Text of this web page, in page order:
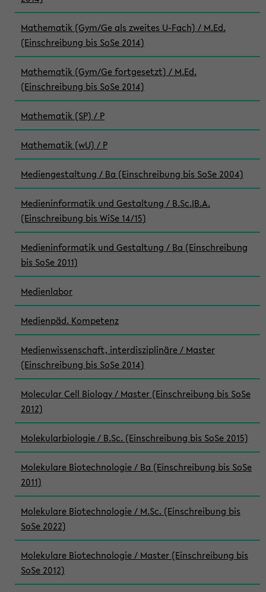
Mathematik (Gym/Ge als zweites U-Fach) / M.Ed.
(Einschreibung bis SoSe 2014)
Mathematik (Gym/Ge fortgesetzt) / M.Ed.
(Einschreibung bis SoSe 2014)
Mathematik (SP) / P
Mathematik (wU) / P
Mediengestaltung / Ba (Einschreibung bis SoSe 2004)
Medieninformatik und Gestaltung / B.Sc.|B.A.
(Einschreibung bis WiSe 14/15)
Medieninformatik und Gestaltung / Ba (Einschreibung
bis SoSe 2011)
Medienlabor
Medienpäd. Kompetenz
Medienwissenschaft, interdisziplinäre / Master
(Einschreibung bis SoSe 2014)
Molecular Cell Biology / Master (Einschreibung bis SoSe
2012)
Molekularbiologie / B.Sc. (Einschreibung bis SoSe 2015)
Molekulare Biotechnologie / Ba (Einschreibung bis SoSe
2011)
Molekulare Biotechnologie / M.Sc. (Einschreibung bis
SoSe 2022)
Molekulare Biotechnologie / Master (Einschreibung bis
SoSe 2012)